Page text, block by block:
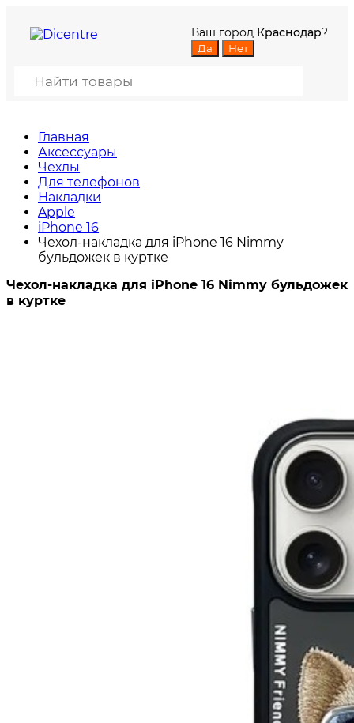
Ваш город Краснодар?
Главная
Аксессуары
Чехлы
Для телефонов
Накладки
Apple
iPhone 16
Чехол-накладка для iPhone 16 Nimmy
бульдожек в куртке
Чехол-накладка для iPhone 16 Nimmy бульдожек
в куртке